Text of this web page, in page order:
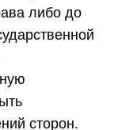
либо до
сторон.